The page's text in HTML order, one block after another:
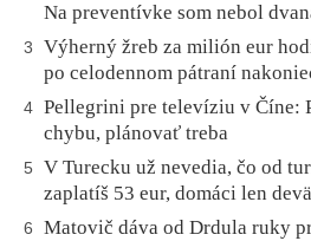
Na preventívke som nebol
3
Výherný žreb za milión eur
po celodennom pátraní
4 Pellegrini pre televíziu v Číne:
chybu, plánovať treba
5
V Turecku už nevedia, čo od
zaplatíš 53 eur, domáci len
6
Matovič dáva od Drdula ruky